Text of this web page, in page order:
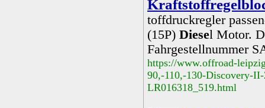
toffdruckregler
(15P) Diesel Motor.
Fahrgestellnummer
https://www.offroad-
90,-110,-130-Discovery-
LR016318_519.html